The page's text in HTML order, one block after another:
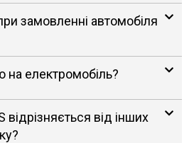
замовленні автомобіля
на електромобіль?
від інших